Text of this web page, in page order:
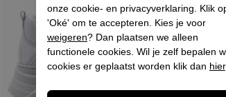
onze cookie- en privacyverklaring. Klik
'Oké' om te accepteren. Kies je voor
weigeren? Dan plaatsen we alleen
functionele cookies. Wil je zelf bepalen
cookies er geplaatst worden klik dan hier.